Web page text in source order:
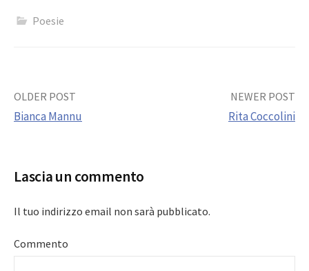
Poesie
Post
OLDER POST
Bianca Mannu
NEWER POST
Rita Coccolini
Lascia un commento
Il tuo indirizzo email non sarà pubblicato.
Commento